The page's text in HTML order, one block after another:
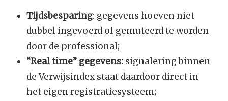
Tijdsbesparing: gegevens hoeven niet
dubbel ingevoerd of gemuteerd te worden
door de professional;
“Real time” gegevens: signalering binnen
de Verwijsindex staat daardoor direct in
het eigen registratiesysteem;